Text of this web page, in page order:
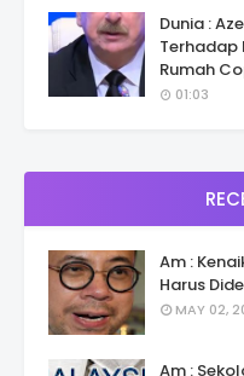
Dunia :
Terhadap
Rumah
01:03
Am :
Harus
MAY 02,
Am :